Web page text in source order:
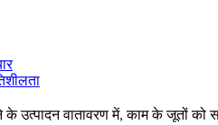
के उत्पादन वातावरण में, काम के जूतों